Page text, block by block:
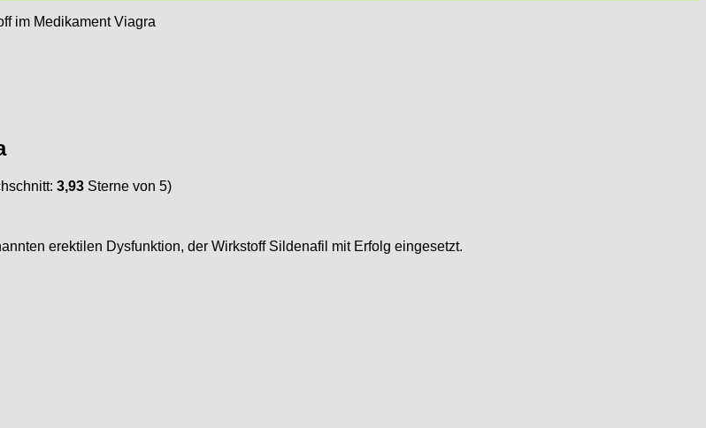
im Medikament Viagra
3,93 Sterne von 5)
erektilen Dysfunktion, der Wirkstoff Sildenafil mit Erfolg eingesetzt.